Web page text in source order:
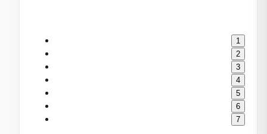
1
2
3
4
5
6
7